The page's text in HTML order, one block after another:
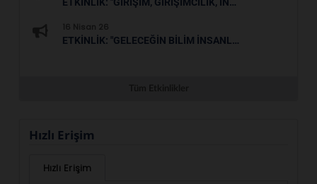
ETKİNLİK: "GİRİŞİM, GİRİŞİMCİLİK, İNOVASYON, KOSGEB DESTEKLERİ"
ETKİNLİK: "GELECEĞİN BİLİM İNSANLARIYLA ÇAKÜ SENATOSU"
Hızlı Erişim
Hızlı Erişim